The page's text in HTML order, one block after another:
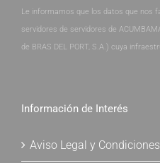
Le informamos que los datos que nos
servidores de servidores de
de BRAS DEL PORT, S.A.) cuya
Información de Interés
Aviso Legal y